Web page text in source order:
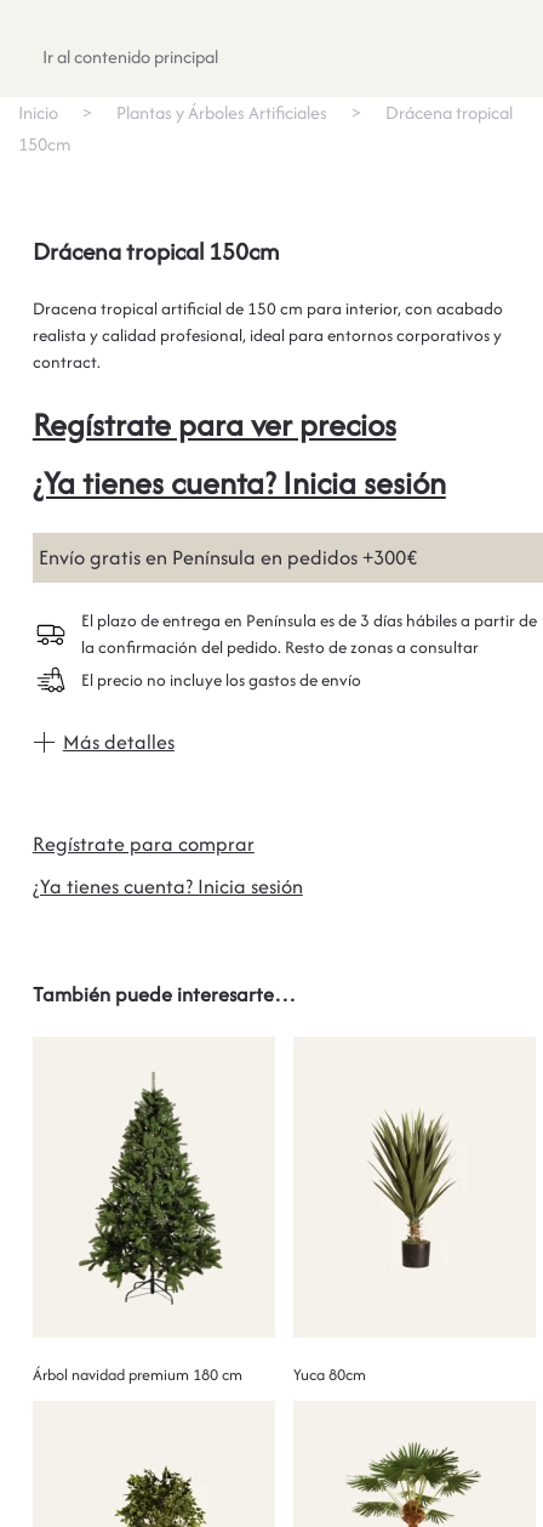
Ir al contenido principal
Inicio Plantas y Árboles Artificiales
Drácena tropical
150cm
Drácena tropical 150cm
Dracena tropical artificial de 150 cm para interior, con acabado
realista y calidad profesional, ideal para entornos corporativos y
contract.
Regístrate para ver precios
¿Ya tienes cuenta? Inicia sesión
Envío gratis en Península en pedidos +300€
El plazo de entrega en Península es de 3 días hábiles a partir de
la confirmación del pedido. Resto de zonas a consultar
El precio no incluye los gastos de envío
Más detalles
Regístrate para comprar
¿Ya tienes cuenta? Inicia sesión
También puede interesarte…
Árbol navidad premium 180 cm Yuca 80cm